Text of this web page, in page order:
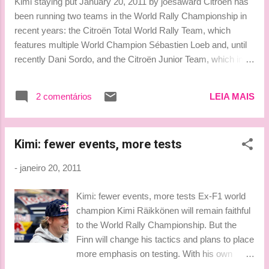
campeão da temporada 2010 deixa seus negócios nas mãos
de um advogado e de seu pai, Norbert — o primeiro cuida da
revisão de contratos e o segundo, da análise em relação aos
been running two teams in the World Rally Championship in
recent years: the Citroën Total World Rally Team, which
features multiple World Champion Sébastien Loeb and, until
recently Dani Sordo, and the Citroën Junior Team, which in
year Ogier has moved up to partner Loeb, Sordo has joined
Mini and the Junior Team is being discontinued – at least in
management of Benoit Nogier. The difference is that the cars
and rally operations will be undertaken by the team, which
has thus become a commercial enterprise, rather than a
secondary factory team. There will still be four cars running
out of the team’s headquarters in Satory, near Versailles, but
two will be customer cars. One of these will be run fo...
2 comentários LEIA MAIS
Kimi: fewer events, more tests
- janeiro 20, 2011
Kimi: fewer events, more tests Ex-F1 world
champion Kimi Räikkönen will remain faithful
to the World Rally Championship. But the
Finn will change his tactics and plans to place
more emphasis on testing. With his own